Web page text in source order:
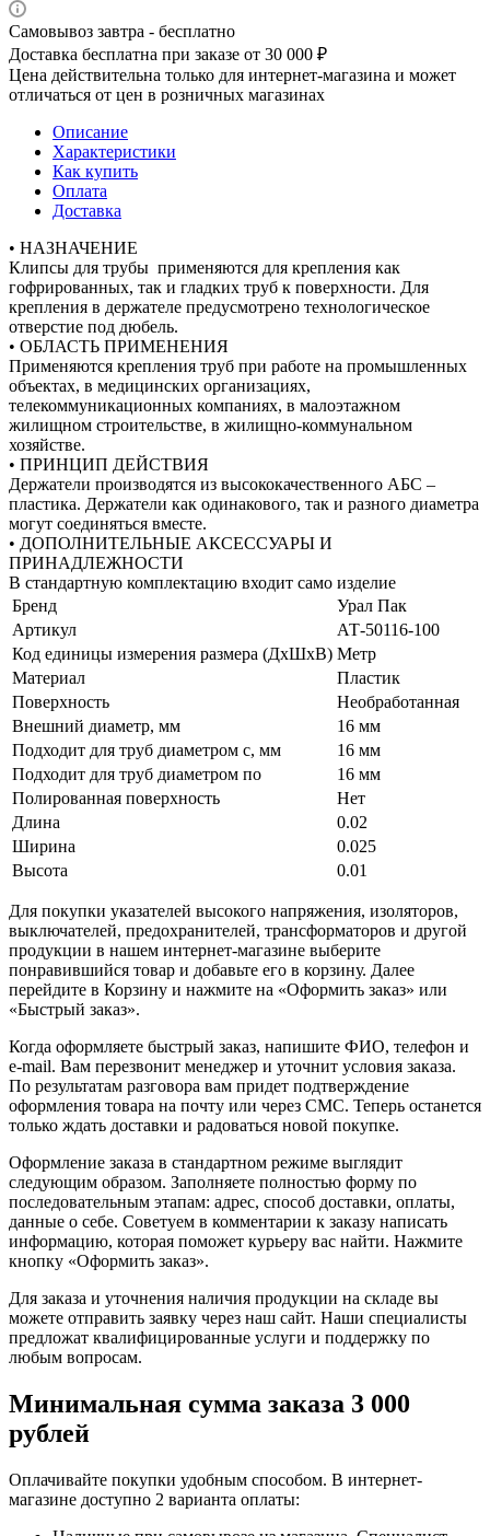
Самовывоз завтра - бесплатно
Доставка бесплатна при заказе от 30 000 ₽
Цена действительна только для интернет-магазина и может
отличаться от цен в розничных магазинах
Описание
Характеристики
Как купить
Оплата
Доставка
• НАЗНАЧЕНИЕ
Клипсы для трубы применяются для крепления как
гофрированных, так и гладких труб к поверхности. Для
крепления в держателе предусмотрено технологическое
отверстие под дюбель.
• ОБЛАСТЬ ПРИМЕНЕНИЯ
Применяются крепления труб при работе на промышленных
объектах, в медицинских организациях,
телекоммуникационных компаниях, в малоэтажном
жилищном строительстве, в жилищно-коммунальном
хозяйстве.
• ПРИНЦИП ДЕЙСТВИЯ
Держатели производятся из высококачественного АБС –
пластика. Держатели как одинакового, так и разного диаметра
могут соединяться вместе.
• ДОПОЛНИТЕЛЬНЫЕ АКСЕССУАРЫ И
ПРИНАДЛЕЖНОСТИ
В стандартную комплектацию входит само изделие
Бренд
Урал Пак
Артикул
АТ-50116-100
Код единицы измерения размера (ДхШхВ) Метр
Материал
Пластик
Поверхность
Необработанная
Внешний диаметр, мм
16 мм
Подходит для труб диаметром с, мм
16 мм
Подходит для труб диаметром по
16 мм
Полированная поверхность
Нет
Длина
0.02
Ширина
0.025
Высота
0.01
Для покупки указателей высокого напряжения, изоляторов,
выключателей, предохранителей, трансформаторов и другой
продукции в нашем интернет-магазине выберите
понравившийся товар и добавьте его в корзину. Далее
перейдите в Корзину и нажмите на «Оформить заказ» или
«Быстрый заказ».
Когда оформляете быстрый заказ, напишите ФИО, телефон и
e-mail. Вам перезвонит менеджер и уточнит условия заказа.
По результатам разговора вам придет подтверждение
оформления товара на почту или через СМС. Теперь останется
только ждать доставки и радоваться новой покупке.
Оформление заказа в стандартном режиме выглядит
следующим образом. Заполняете полностью форму по
последовательным этапам: адрес, способ доставки, оплаты,
данные о себе. Советуем в комментарии к заказу написать
информацию, которая поможет курьеру вас найти. Нажмите
кнопку «Оформить заказ».
Для заказа и уточнения наличия продукции на складе вы
можете отправить заявку через наш сайт. Наши специалисты
предложат квалифицированные услуги и поддержку по
любым вопросам.
Минимальная сумма заказа 3 000
рублей
Оплачивайте покупки удобным способом. В интернет-
магазине доступно 2 варианта оплаты: